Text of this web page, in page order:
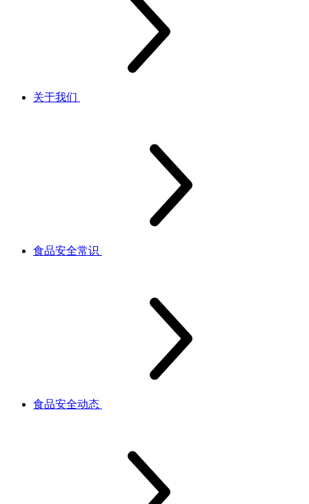
关于我们
食品安全常识
食品安全动态